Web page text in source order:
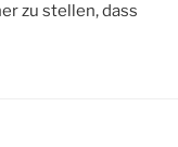
zu stellen, dass